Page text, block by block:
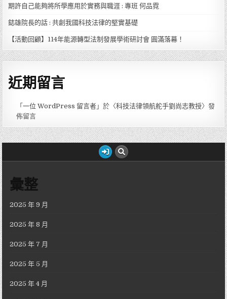
期許自己能夠將所學應用於實務與職涯 : 專班 何品霓
鋕雄院長的話 : 共創我國科技法律的堅實基礎
【活動回顧】114年能源轉型法制發展學術研討會 圓滿落幕！
近期留言
「一位 WordPress 留言者 」於〈科技法律領航舵手劉尚志教授〉發
佈留言
彙整
2025 年 9 月
2025 年 8 月
2025 年 7 月
2025 年 5 月
2025 年 4 月